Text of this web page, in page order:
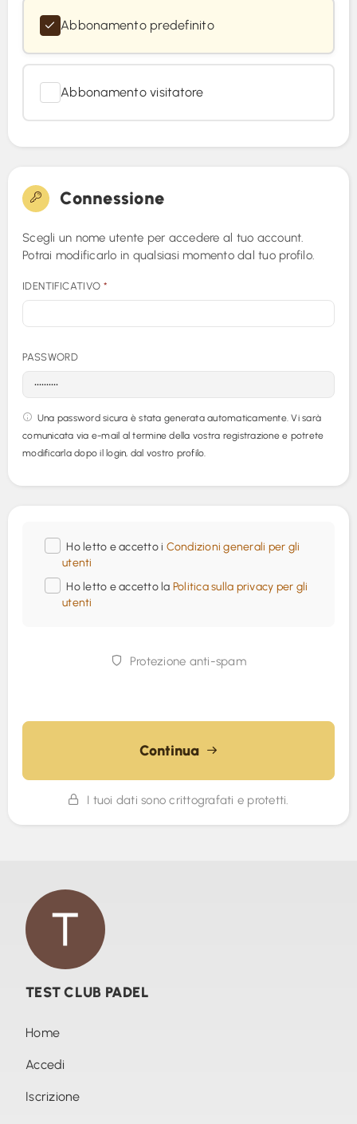
Abbonamento predefinito
Abbonamento visitatore
Connessione
Scegli un nome utente per accedere al tuo account.
Potrai modificarlo in qualsiasi momento dal tuo profilo.
IDENTIFICATIVO*
PASSWORD
Una password sicura è stata generata automaticamente. Vi sarà
comunicata via e-mail al termine della vostra registrazione e potrete
modificarla dopo il login, dal vostro profilo.
Ho letto e accetto i Condizioni generali per gli
utenti
Ho letto e accetto la Politica sulla privacy per gli
utenti
Protezione anti-spam
I tuoi dati sono crittografati e protetti.
TEST CLUB PADEL
Home
Accedi
Iscrizione